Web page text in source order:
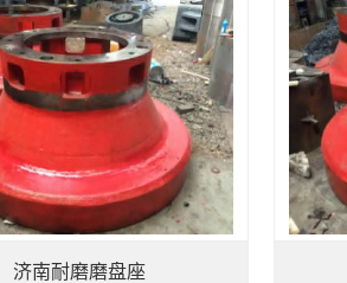
济南耐磨磨盘座